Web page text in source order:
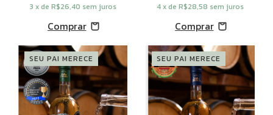
3 x de R$26,40 sem juros
4x de R$28,58 sem juros
SEU PAI MERECE SEU PAI MERECE